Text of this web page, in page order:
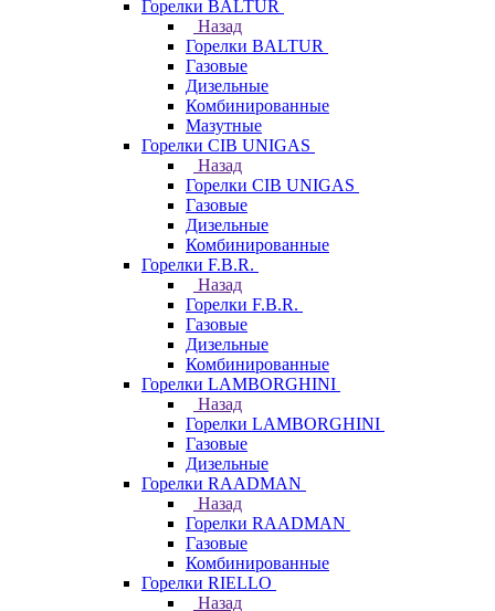
Горелки BALTUR
Назад
Горелки BALTUR
Газовые
Дизельные
Комбинированные
Мазутные
Горелки CIB UNIGAS
Назад
Горелки CIB UNIGAS
Газовые
Дизельные
Комбинированные
Горелки F.B.R.
Назад
Горелки F.B.R.
Газовые
Дизельные
Комбинированные
Горелки LAMBORGHINI
Назад
Горелки LAMBORGHINI
Газовые
Дизельные
Горелки RAADMAN
Назад
Горелки RAADMAN
Газовые
Комбинированные
Горелки RIELLO
Назад